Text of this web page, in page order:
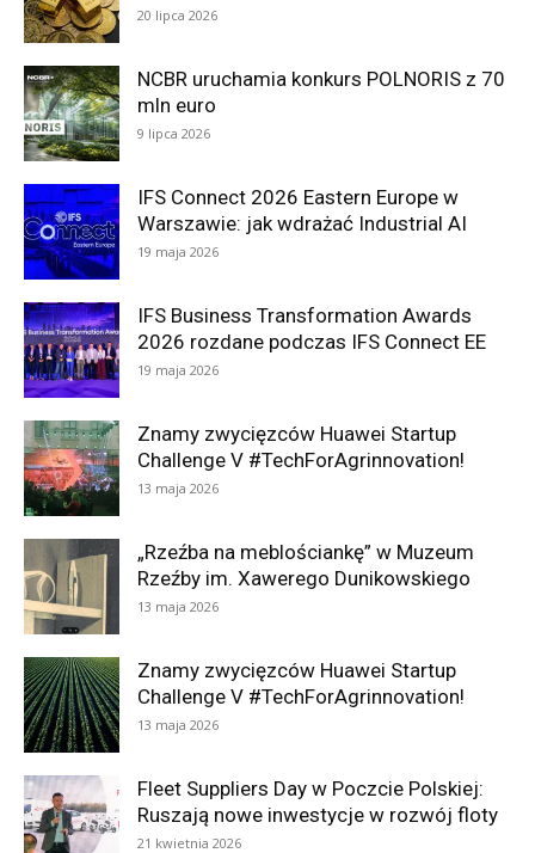
20 lipca 2026
NCBR uruchamia konkurs POLNORIS z 70
mln euro
9 lipca 2026
IFS Connect 2026 Eastern Europe w
Warszawie: jak wdrażać Industrial AI
19 maja 2026
IFS Business Transformation Awards
2026 rozdane podczas IFS Connect EE
19 maja 2026
Znamy zwycięzców Huawei Startup
Challenge V #TechForAgrinnovation!
13 maja 2026
„Rzeźba na meblościankę” w Muzeum
Rzeźby im. Xawerego Dunikowskiego
13 maja 2026
Znamy zwycięzców Huawei Startup
Challenge V #TechForAgrinnovation!
13 maja 2026
Fleet Suppliers Day w Poczcie Polskiej:
Ruszają nowe inwestycje w rozwój floty
21 kwietnia 2026